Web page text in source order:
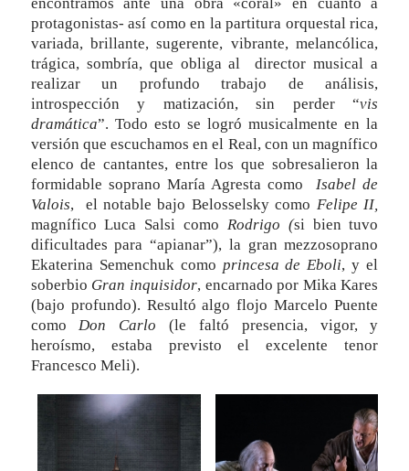
protagonistas- así como en la partitura orquestal rica,
variada, brillante, sugerente, vibrante, melancólica,
trágica, sombría, que obliga al director musical a
realizar un profundo trabajo de análisis,
introspección y matización, sin perder “vis
dramática”. Todo esto se logró musicalmente en la
versión que escuchamos en el Real, con un magnífico
elenco de cantantes, entre los que sobresalieron la
formidable soprano María Agresta como Isabel de
Valois, el notable bajo Belosselsky como Felipe II,
magnífico Luca Salsi como Rodrigo (si bien tuvo
dificultades para “apianar”), la gran mezzosoprano
Ekaterina Semenchuk como princesa de Eboli, y el
soberbio Gran inquisidor, encarnado por Mika Kares
(bajo profundo). Resultó algo flojo Marcelo Puente
como Don Carlo (le faltó presencia, vigor, y
heroísmo, estaba previsto el excelente tenor
Francesco Meli).